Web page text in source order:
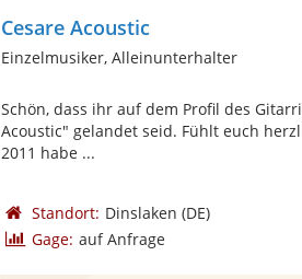
Cesare Acoustic
Einzelmusiker, Alleinunterhalter
Schön, dass ihr auf dem Profil des
Acoustic" gelandet seid. Fühlt euch
2011 habe ...
Standort: Dinslaken (DE)
Gage: auf Anfrage